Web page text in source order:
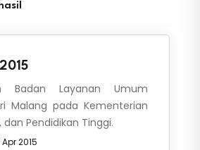
Badan Layanan Umum
Malang pada Kementerian
dan Pendidikan Tinggi.
Apr 2015